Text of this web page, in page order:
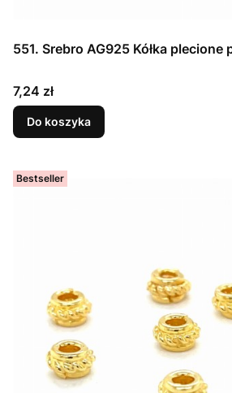
551. Srebro AG925 Kółka plecione
Cena
7,24 zł
Do koszyka
Bestseller